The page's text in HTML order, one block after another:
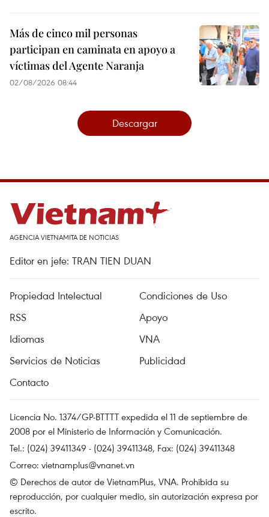
Más de cinco mil personas
participan en caminata en apoyo a
víctimas del Agente Naranja
02/08/2026 08:44
Descargar
AGENCIA VIETNAMITA DE NOTICIAS
Editor en jefe: TRAN TIEN DUAN
Propiedad Intelectual
Condiciones de Uso
RSS
Apoyo
Idiomas
VNA
Servicios de Noticias
Publicidad
Contacto
Licencia No. 1374/GP-BTTTT expedida el 11 de septiembre de
2008 por el Ministerio de Información y Comunicación.
Tel.: (024) 39411349 - (024) 39411348, Fax: (024) 39411348
Correo: vietnamplus@vnanet.vn
© Derechos de autor de VietnamPlus, VNA. Prohibida su
reproducción, por cualquier medio, sin autorización expresa por
escrito.